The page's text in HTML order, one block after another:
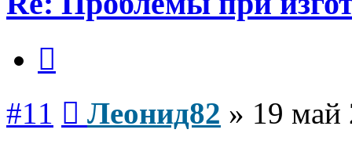
#11 Леонид82 » 19 май